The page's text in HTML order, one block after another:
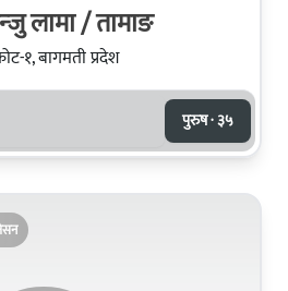
लामा / तामाङ
१, बागमती प्रदेश
पुरुष · ३५